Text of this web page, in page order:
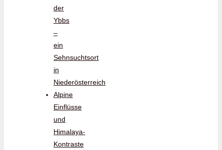
der
Ybbs
–
ein
Sehnsuchtsort
in
Niederösterreich
Alpine
Einflüsse
und
Himalaya-
Kontraste